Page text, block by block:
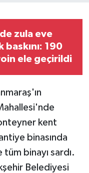
zula eve
190
ele geçirildi
kent
binasında
tüm binayı sardı.
Belediyesi